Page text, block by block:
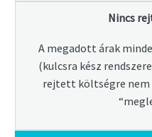
Nincs
A megadott árak
(kulcsra kész
rejtett költségre nem